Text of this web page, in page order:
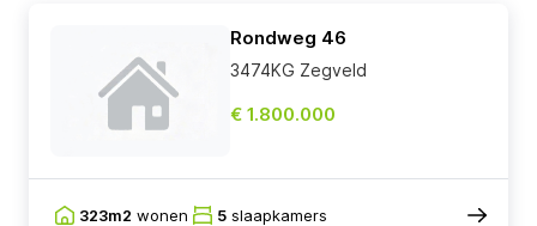
Rondweg 46
3474KG Zegveld
€ 1.800.000
323m2 wonen 5 slaapkamers